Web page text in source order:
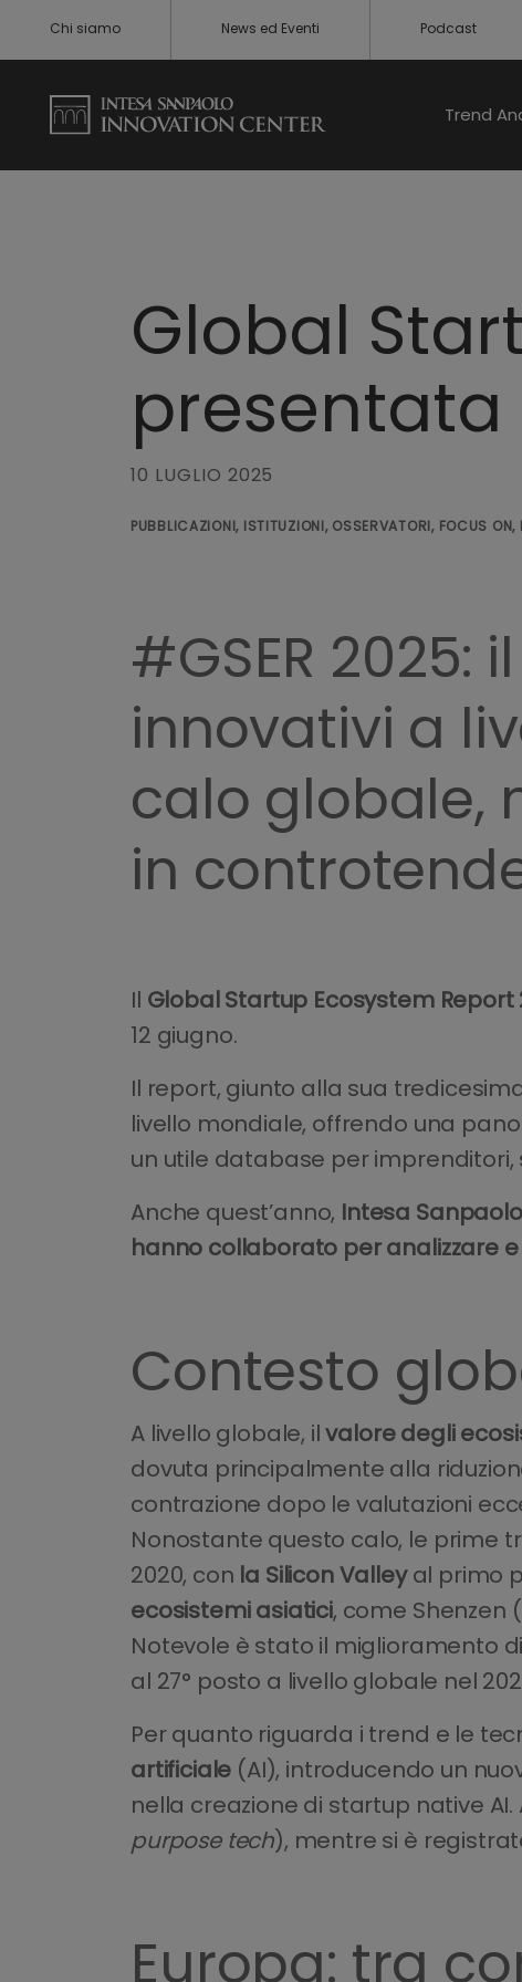
Chi siamo News ed Eventi Podcast
Trend
Global
presentata
10 LUGLIO 2025
PUBBLICAZIONI, ISTITUZIONI, OSSERVATORI, FOCUS
#GSER
innovativi a
calo globale,
in
Il Global Startup Ecosystem Report
12 giugno.
Il report, giunto alla sua
livello mondiale, offrendo una
un utile database per
Anche quest’anno, Intesa
hanno collaborato per analizzare
Contesto
A livello globale, ilvalore degli
dovuta principalmente alla
contrazione dopo le valutazioni
Nonostante questo calo, le prime
2020, con la Silicon Valleyal primo
ecosistemi asiatici, come Shenzen
Notevole è stato il miglioramento di
al 27° posto a livello globale nel
Per quanto riguarda i trend e le
artificiale (AI), introducendo un
nella creazione di startup native
purpose tech), mentre si è
Europa: tra